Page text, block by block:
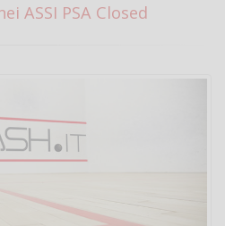
ASSI PSA Closed